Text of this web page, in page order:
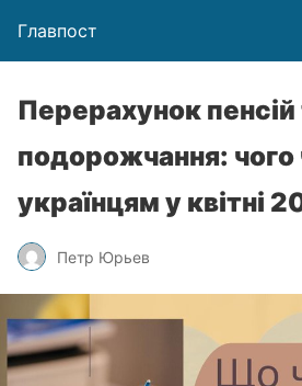
Главпост
Перерахунок пенсій
подорожчання: чого
українцям у квітні
Петр Юрьев